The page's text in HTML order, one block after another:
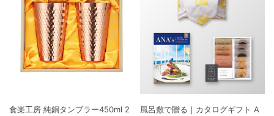
食楽工房 純銅タンブラー450ml 2
風呂敷で贈る｜カタログギフト A